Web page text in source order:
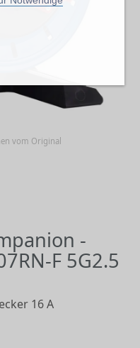
vom Original
-
F 5G2.5
16 A